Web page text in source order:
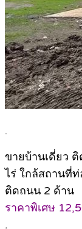
.
ขายบ้านเดี่ยว
ไร่ ใกล้สถานที่
ติดถนน 2 ด้าน
ราคาพิเศษ
.